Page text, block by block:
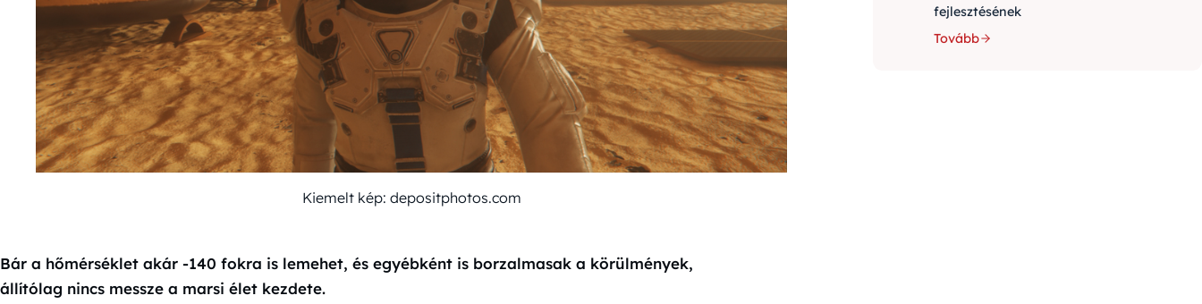
Kiemelt kép: depositphotos.com
Bár a hőmérséklet akár -140 fokra is lemehet, és egyébként is borzalmasak a körülmények,
állítólag nincs messze a marsi élet kezdete.
fejlesztésének
Tovább